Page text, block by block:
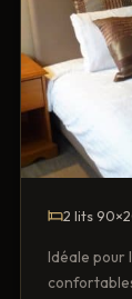
2 lits
Idéale pour